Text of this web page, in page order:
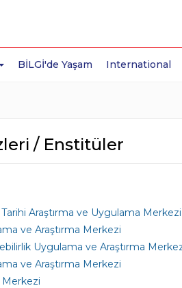
BİLGİ'de Yaşam International
/ Enstitüler
Araştırma ve Uygulama Merkezi
ve Araştırma Merkezi
Uygulama ve Araştırma
ve Araştırma Merkezi
Merkezi